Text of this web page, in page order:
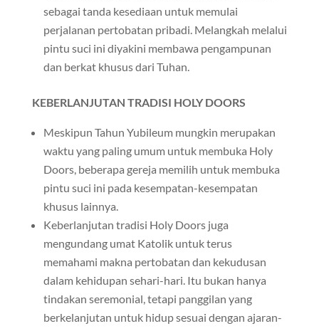
sebagai tanda kesediaan untuk memulai
perjalanan pertobatan pribadi. Melangkah melalui
pintu suci ini diyakini membawa pengampunan
dan berkat khusus dari Tuhan.
KEBERLANJUTAN TRADISI HOLY DOORS
Meskipun Tahun Yubileum mungkin merupakan
waktu yang paling umum untuk membuka Holy
Doors, beberapa gereja memilih untuk membuka
pintu suci ini pada kesempatan-kesempatan
khusus lainnya.
Keberlanjutan tradisi Holy Doors juga
mengundang umat Katolik untuk terus
memahami makna pertobatan dan kekudusan
dalam kehidupan sehari-hari. Itu bukan hanya
tindakan seremonial, tetapi panggilan yang
berkelanjutan untuk hidup sesuai dengan ajaran-